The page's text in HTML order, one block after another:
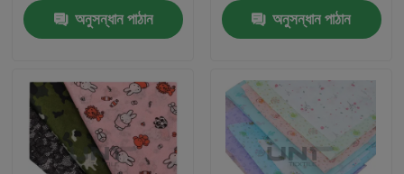
পণ্য
আমাদের সম্পর্কে
অনুসন্ধান পাঠান
অনুসন্ধান পাঠান